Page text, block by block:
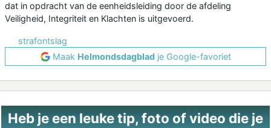
dat in opdracht van de eenheidsleiding door de afdeling
Veiligheid, Integriteit en Klachten is uitgevoerd.
strafontslag
Maak Helmondsdagbladje Google-favoriet
Heb je een leuke tip, foto of video die je